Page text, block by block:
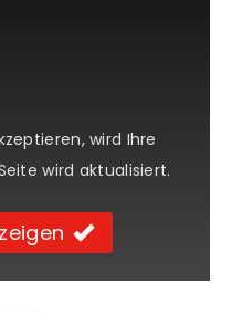
wird Ihre
wird aktualisiert.